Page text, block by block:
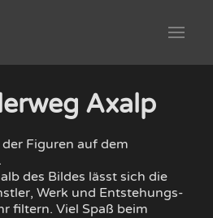
Axalp
Figuren auf dem
.
des Bildes lässt sich die
Werk und Entstehungs-
filtern. Viel Spaß beim